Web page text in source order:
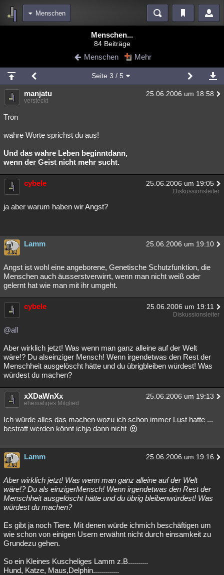
Menschen
Blogs
Chat Wiki Neuigkeiten
meine Rubriken
Menschen Mystery Kriminalfälle
Spiritualität
Natur Umfragen Unterhaltung
weitere Rubriken
Philosophie Träume Orte
Astronomie Gaming Filme
Musik Clash Verbesserungen
Besucht Teilgenommen Alle Neue Geschlossen
Lesenswert
Menschen...
84 Beiträge
Menschen Mehr
Seite 3 / 5
manjatu 25.06.2006 um 18:58
versteckt
Tron
wahre Worte sprichst du aus!
Und das wahre Leben beginntdann,
wenn der Geist nicht mehr sucht.
cybele 25.06.2006 um 19:05
Diskussionsleiter
ja aber warum haben wir Angst?
Lamm 25.06.2006 um 19:10
Angst ist wohl eine angeborene, Genetische Schutzfunktion, die
Menschen auch äusserstverwirrt, wenn man nicht weiß oder
gelernt hat wie man mit ihr umgeht.
cybele 25.06.2006 um 19:11
Diskussionsleiter
@all
Aber wirklich jetzt! Was wenn man ganz alleine auf der Welt
wäre!? Du alseinziger Mensch! Wenn irgendetwas den Rest der
Menschheit ausgelöscht hätte und du übrigbleiben würdest! Was
würdest du machen?
xXDaWnXx 25.06.2006 um 19:13
ehemaliges Mitglied
Ich würde alles das machen wozu ich schon immer Lust hatte ...
bestraft werden könnt ichja dann nicht
Lamm 25.06.2006 um 19:16
Aber wirklich jetzt! Was wenn man ganz alleine auf der Welt
wäre!? Du als einzigerMensch! Wenn irgendetwas den Rest der
Menschheit ausgelöscht hätte und du übrig bleibenwürdest! Was
würdest du machen?
Es gibt ja noch Tiere. Mit denen würde ichmich beschäftigen um
wie schon von einigen Usern erwähnt nicht durch einsamkeit zu
Grundezu gehen.
So ein Kleines Kuscheliges Lamm z.B..........
Hund, Katze, Maus,Delphin.............